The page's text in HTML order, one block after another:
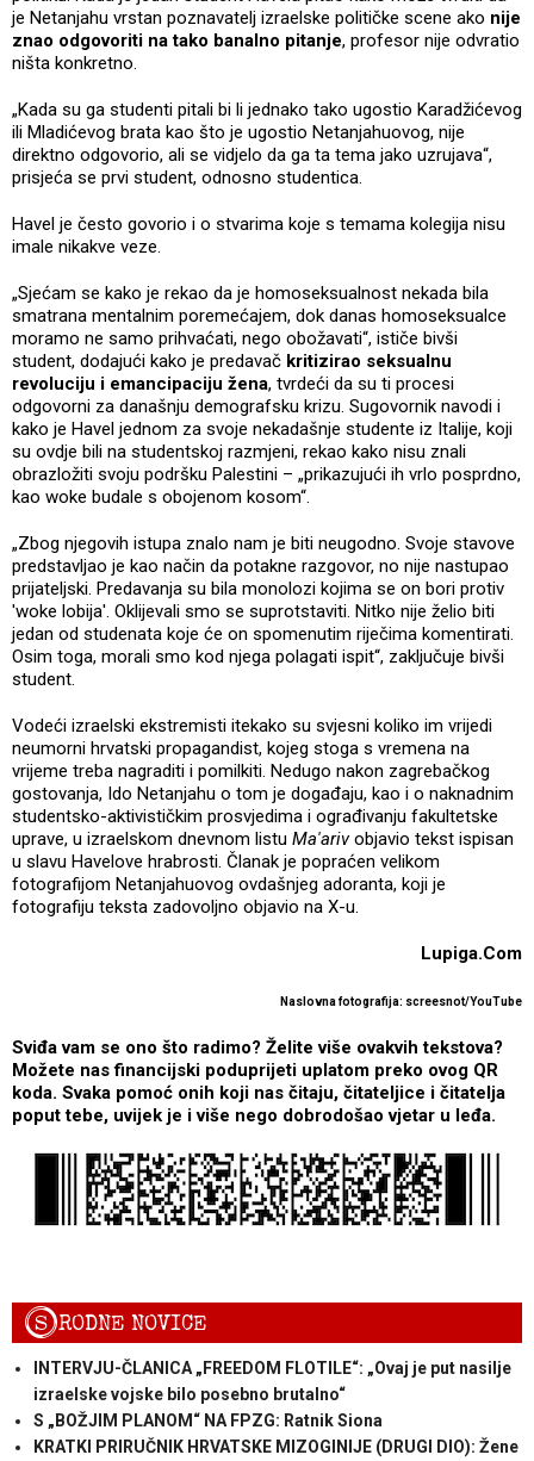
je Netanjahu vrstan poznavatelj izraelske političke scene ako nije
znao odgovoriti na tako banalno pitanje, profesor nije odvratio
ništa konkretno.
„Kada su ga studenti pitali bi li jednako tako ugostio Karadžićevog
ili Mladićevog brata kao što je ugostio Netanjahuovog, nije
direktno odgovorio, ali se vidjelo da ga ta tema jako uzrujava“,
prisjeća se prvi student, odnosno studentica.
Havel je često govorio i o stvarima koje s temama kolegija nisu
imale nikakve veze.
„Sjećam se kako je rekao da je homoseksualnost nekada bila
smatrana mentalnim poremećajem, dok danas homoseksualce
moramo ne samo prihvaćati, nego obožavati“, ističe bivši
student, dodajući kako je predavač kritizirao seksualnu
revoluciju i emancipaciju žena, tvrdeći da su ti procesi
odgovorni za današnju demografsku krizu. Sugovornik navodi i
kako je Havel jednom za svoje nekadašnje studente iz Italije, koji
su ovdje bili na studentskoj razmjeni, rekao kako nisu znali
obrazložiti svoju podršku Palestini – „prikazujući ih vrlo posprdno,
kao woke budale s obojenom kosom“.
„Zbog njegovih istupa znalo nam je biti neugodno. Svoje stavove
predstavljao je kao način da potakne razgovor, no nije nastupao
prijateljski. Predavanja su bila monolozi kojima se on bori protiv
'woke lobija'. Oklijevali smo se suprotstaviti. Nitko nije želio biti
jedan od studenata koje će on spomenutim riječima komentirati.
Osim toga, morali smo kod njega polagati ispit“, zaključuje bivši
student.
Vodeći izraelski ekstremisti itekako su svjesni koliko im vrijedi
neumorni hrvatski propagandist, kojeg stoga s vremena na
vrijeme treba nagraditi i pomilkiti. Nedugo nakon zagrebačkog
gostovanja, Ido Netanjahu o tom je događaju, kao i o naknadnim
studentsko-aktivističkim prosvjedima i ograđivanju fakultetske
uprave, u izraelskom dnevnom listu Ma'arivobjavio tekst ispisan
u slavu Havelove hrabrosti. Članak je popraćen velikom
fotografijom Netanjahuovog ovdašnjeg adoranta, koji je
fotografiju teksta zadovoljno objavio na X-u.
Lupiga.Com
Naslovna fotografija: screesnot/YouTube
Sviđa vam se ono što radimo? Želite više ovakvih tekstova?
Možete nas financijski poduprijeti uplatom preko ovog QR
koda. Svaka pomoć onih koji nas čitaju, čitateljice i čitatelja
poput tebe, uvijek je i više nego dobrodošao vjetar u leđa.
SRODNE NOVICE
INTERVJU-ČLANICA „FREEDOM FLOTILE“: „Ovaj je put nasilje
izraelske vojske bilo posebno brutalno“
S „BOŽJIM PLANOM“ NA FPZG: Ratnik Siona
KRATKI PRIRUČNIK HRVATSKE MIZOGINIJE (DRUGI DIO): Žene